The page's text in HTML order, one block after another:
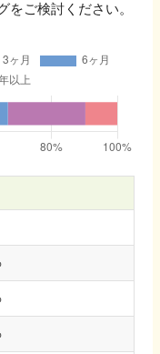
ご検討ください。